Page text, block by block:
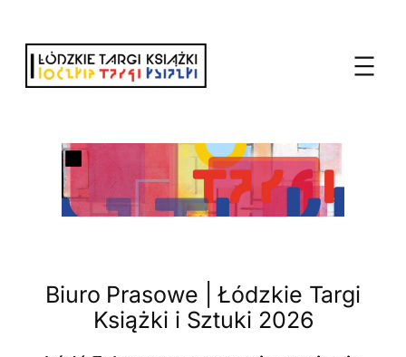
do
treści
Biuro Prasowe | Łódzkie Targi
Książki i Sztuki 2026